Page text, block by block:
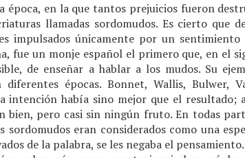
época, en la que tantos prejuicios fueron
llamadas sordomudos. Es cierto que
impulsados únicamente por un
fue un monje español el primero que, en el
de enseñar a hablar a los mudos. Su
épocas. Bonnet, Wallis, Bulwer,
intención había sino mejor que el resultado;
bien, pero casi sin ningún fruto. En todas
sordomudos eran considerados como una
de la palabra, se les negaba el